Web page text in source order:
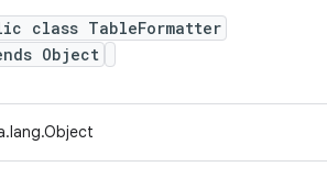
class TableFormatter
Object